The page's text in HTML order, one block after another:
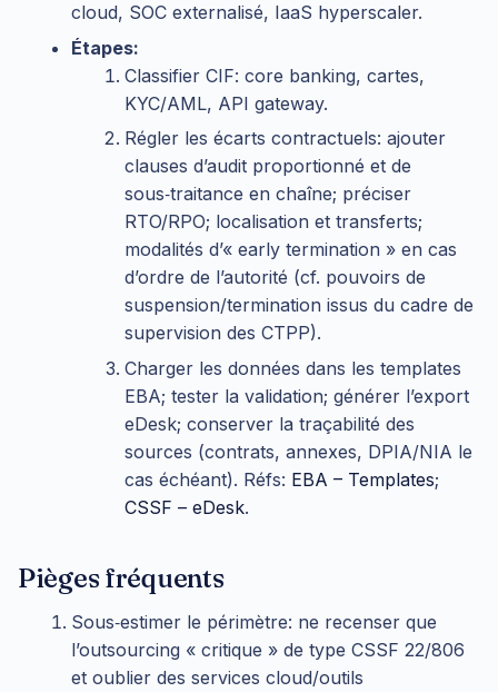
cloud, SOC externalisé, IaaS hyperscaler.
Étapes:
Classifier CIF: core banking, cartes,
KYC/AML, API gateway.
Régler les écarts contractuels: ajouter
clauses d’audit proportionné et de
sous‑traitance en chaîne; préciser
RTO/RPO; localisation et transferts;
modalités d’« early termination » en cas
d’ordre de l’autorité (cf. pouvoirs de
suspension/termination issus du cadre de
supervision des CTPP).
Charger les données dans les templates
EBA; tester la validation; générer l’export
eDesk; conserver la traçabilité des
sources (contrats, annexes, DPIA/NIA le
cas échéant). Réfs: EBA – Templates;
CSSF – eDesk.
Pièges fréquents
Sous‑estimer le périmètre: ne recenser que
l’outsourcing « critique » de type CSSF 22/806
et oublier des services cloud/outils